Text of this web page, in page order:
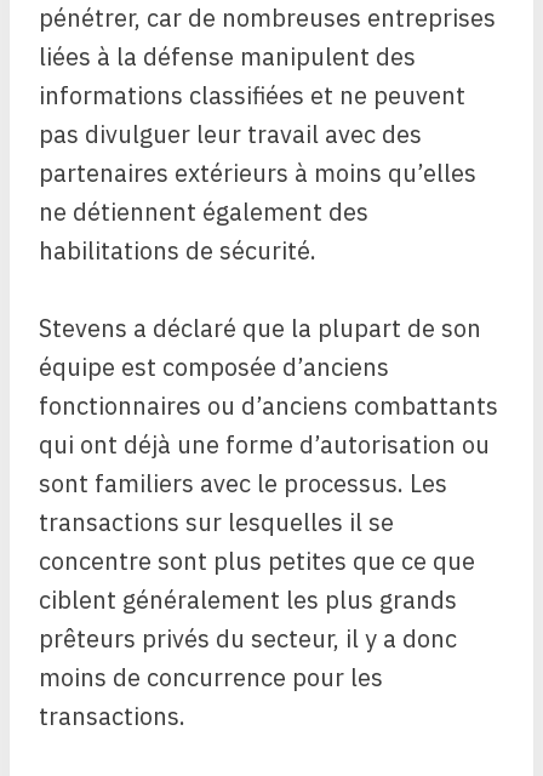
pénétrer, car de nombreuses entreprises
liées à la défense manipulent des
informations classifiées et ne peuvent
pas divulguer leur travail avec des
partenaires extérieurs à moins qu’elles
ne détiennent également des
habilitations de sécurité.
Stevens a déclaré que la plupart de son
équipe est composée d’anciens
fonctionnaires ou d’anciens combattants
qui ont déjà une forme d’autorisation ou
sont familiers avec le processus. Les
transactions sur lesquelles il se
concentre sont plus petites que ce que
ciblent généralement les plus grands
prêteurs privés du secteur, il y a donc
moins de concurrence pour les
transactions.